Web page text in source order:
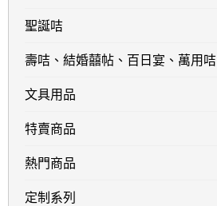
聖誕咭
壽咭、結婚囍帖、百日宴、萬用咭
文具用品
特賣商品
熱門商品
定制系列